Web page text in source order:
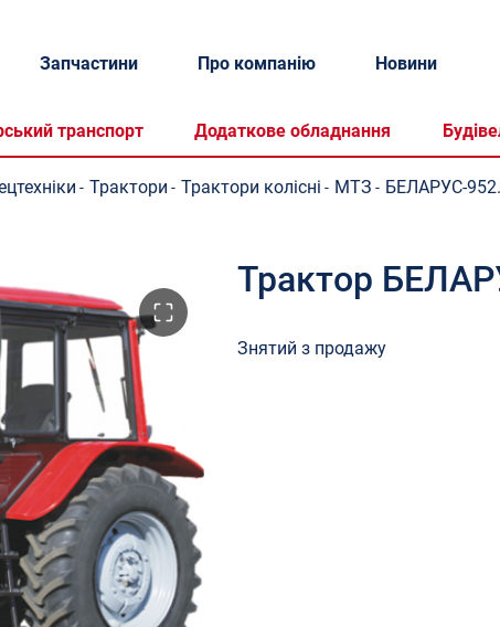
транспорт Додаткове обладнання
Запчастини Про компанію Новини
- Трактори - Трактори колісні - МТЗ - БЕЛАРУС-
Трактор
Знятий з продажу